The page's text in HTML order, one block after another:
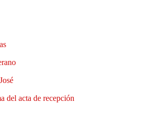
del acta de recepción